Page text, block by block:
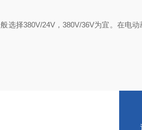
选择380V/24V，380V/36V为宜。在电